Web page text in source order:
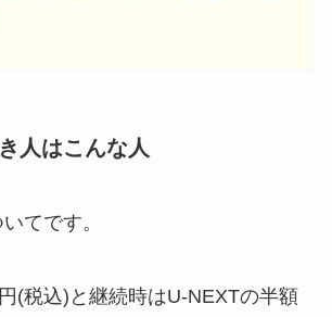
人はこんな人
てです。
(税込)と継続時はU-NEXTの半額